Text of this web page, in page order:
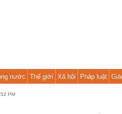
nước Thế giới Xã hội Pháp luật
PM